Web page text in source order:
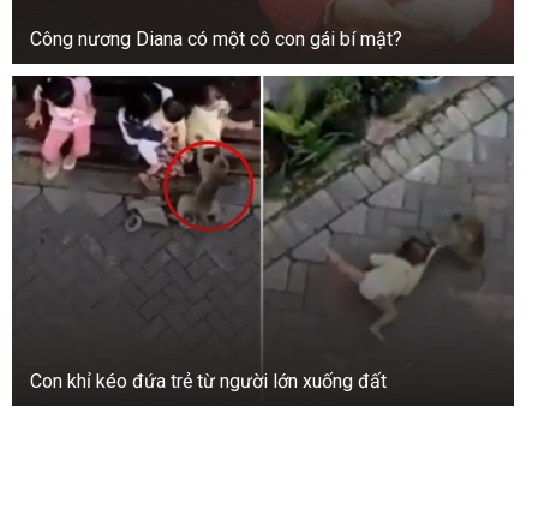
Công nương Diana có một cô con gái bí mật?
Con khỉ kéo đứa trẻ từ người lớn xuống đất